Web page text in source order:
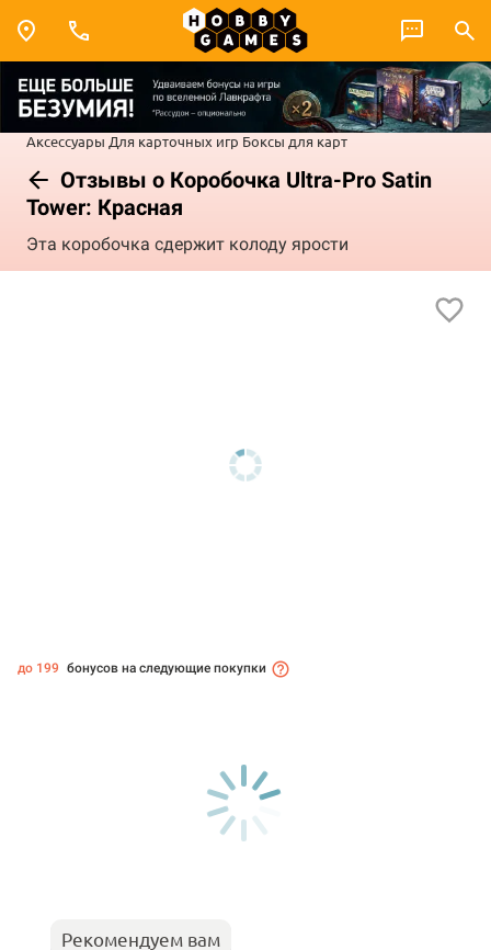
Аксессуары Для карточных игр Боксы для карт
Отзывы о Коробочка Ultra-Pro Satin
Tower: Красная
Эта коробочка сдержит колоду ярости
до 199 бонусов на следующие покупки
Рекомендуем вам